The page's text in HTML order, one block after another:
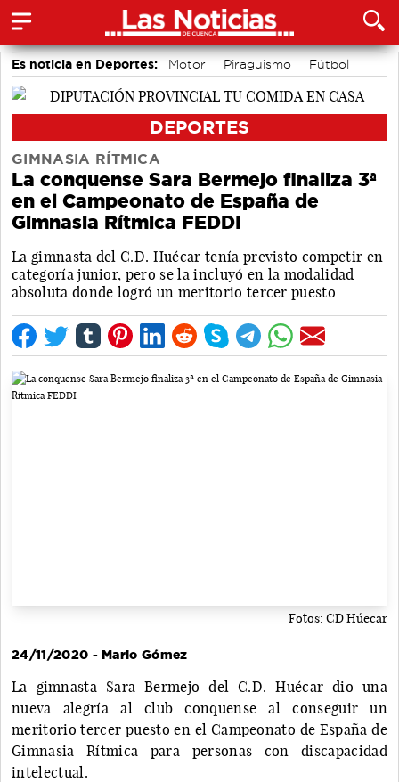
Es noticia en Deportes: Motor Piragüismo
Fútbol
Bádminton
Bolos conquenses
DEPORTES
GIMNASIA RÍTMICA
La conquense Sara Bermejo finaliza 3ª
en el Campeonato de España de
Gimnasia Rítmica FEDDI
La gimnasta del C.D. Huécar tenía previsto competir en
categoría junior, pero se la incluyó en la modalidad
absoluta donde logró un meritorio tercer puesto
Fotos: CD Húecar
24/11/2020 - Mario Gómez
La gimnasta Sara Bermejo del C.D. Huécar dio una
nueva alegría al club conquense al conseguir un
meritorio tercer puesto en el Campeonato de España de
Gimnasia Rítmica para personas con discapacidad
intelectual.